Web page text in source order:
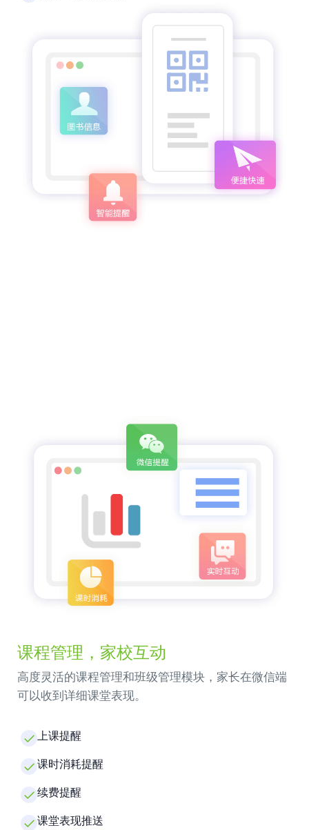
课程管理，家校互动
高度灵活的课程管理和班级管理模块，家长在微信端
可以收到详细课堂表现。
上课提醒
课时消耗提醒
续费提醒
课堂表现推送